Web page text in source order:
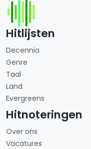
Hitlijsten
Decennia
Genre
Taal
Land
Evergreens
Hitnoteringen
Over ons
Vacatures